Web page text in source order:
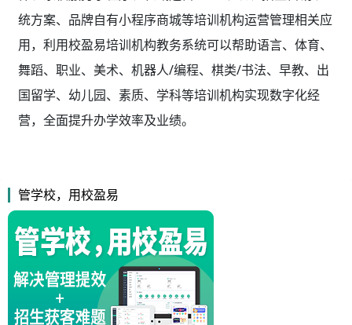
统方案、品牌自有小程序商城等培训机构运营管理相关应
用，利用校盈易培训机构教务系统可以帮助语言、体育、
舞蹈、职业、美术、机器人/编程、棋类/书法、早教、出
国留学、幼儿园、素质、学科等培训机构实现数字化经
营，全面提升办学效率及业绩。
管学校，用校盈易